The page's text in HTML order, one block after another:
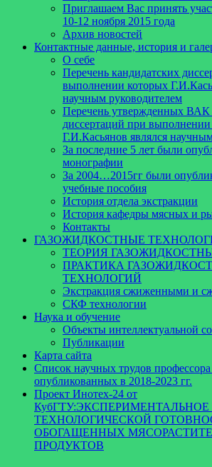
Приглашаем Вас принять
10-12 ноября 2015 года
Архив новостей
Контактные данные, история и
О себе
Перечень кандидатских
выполнении которых
научным руководителем
Перечень утвержденных
диссертаций при
Г.И.Касьянов являлся
За последние 5 лет были
монографии
За 2004…2015гг были
учебные пособия
История отдела экстракции
История кафедры мясных и
Контакты
ГАЗОЖИДКОСТНЫЕ
ТЕОРИЯ
ПРАКТИКА
ТЕХНОЛОГИЙ
Экстракция сжиженными и
СКФ технологии
Наука и обучение
Объекты интеллектуальной
Публикации
Карта сайта
Список научных трудов
опубликованных в 2018-2023 гг.
Проект Инотех-24 от
ТЕХНОЛОГИЧЕСКОЙ
ОБОГАЩЕННЫХ
ПРОДУКТОВ